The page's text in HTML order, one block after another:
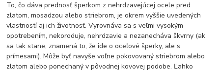
To, čo dáva prednosť šperkom z nehrdzavejúcej ocele pred
zlatom, mosadzou alebo striebrom, je okrem vyššie uvedených
vlastností aj ich životnosť. Vyrovnáva sa s veľmi vysokým
opotrebením, nekoroduje, nehrdzavie a nezanecháva škvrny (ak
sa tak stane, znamená to, že ide o oceľové šperky, ale s
prímesami). Môže byť navyše voľne pokovovaný striebrom alebo
zlatom alebo ponechaný v pôvodnej kovovej podobe. Ľahko